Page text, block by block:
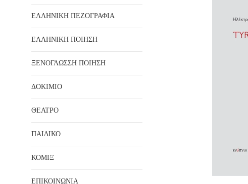
ΕΛΛΗΝΙΚΗ ΠΕΖΟΓΡΑΦΙΑ
ΕΛΛΗΝΙΚΗ ΠΟΙΗΣΗ
ΞΕΝΟΓΛΩΣΣΗ ΠΟΙΗΣΗ
ΔΟΚΙΜΙΟ
ΘΕΑΤΡΟ
ΠΑΙΔΙΚΟ
ΚΟΜΙΞ
ΕΠΙΚΟΙΝΩΝΙΑ